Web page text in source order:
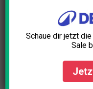
besten
Schaue dir jetzt
Sale